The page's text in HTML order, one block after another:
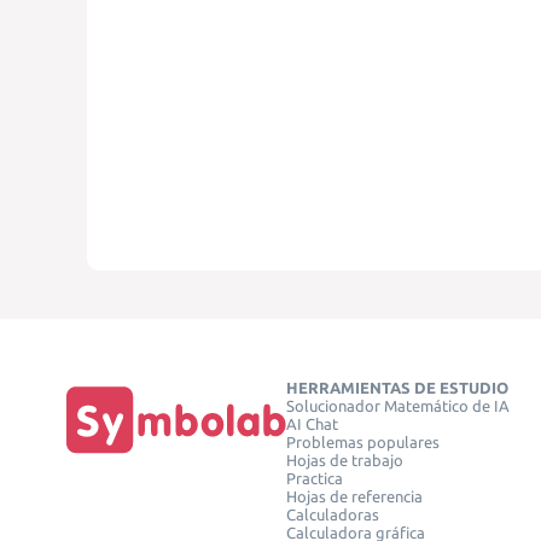
HERRAMIENTAS DE ESTUDIO
Solucionador Matemático de IA
AI Chat
Problemas populares
Hojas de trabajo
Practica
Hojas de referencia
Calculadoras
Calculadora gráfica